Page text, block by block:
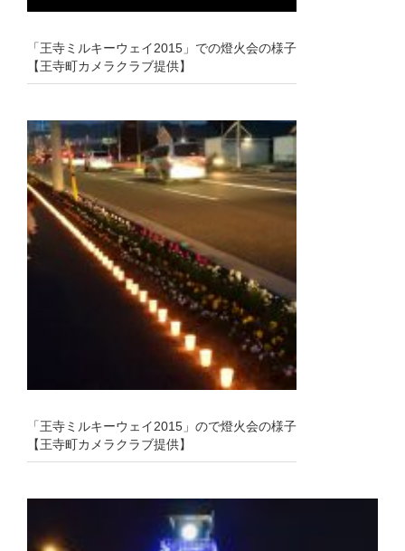
「王寺ミルキーウェイ2015」での燈火会の様子
【王寺町カメラクラブ提供】
「王寺ミルキーウェイ2015」ので燈火会の様子
【王寺町カメラクラブ提供】